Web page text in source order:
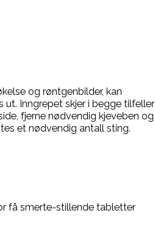
og røntgenbilder, kan
ut. Inngrepet skjer i begge tilfeller
fjerne nødvendig kjeveben og
et nødvendig antall sting.
få smerte-stillende tabletter